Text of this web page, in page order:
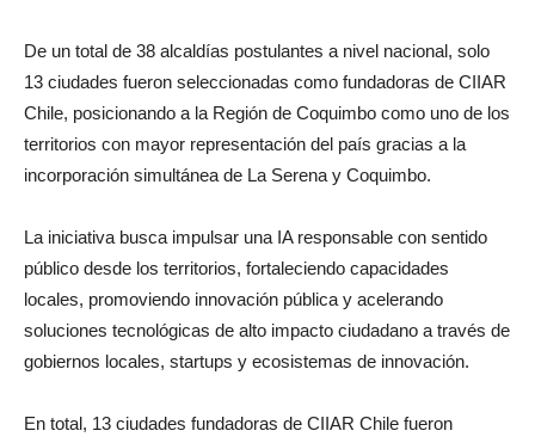
De un total de 38 alcaldías postulantes a nivel nacional, solo
13 ciudades fueron seleccionadas como fundadoras de CIIAR
Chile, posicionando a la Región de Coquimbo como uno de los
territorios con mayor representación del país gracias a la
incorporación simultánea de La Serena y Coquimbo.
La iniciativa busca impulsar una IA responsable con sentido
público desde los territorios, fortaleciendo capacidades
locales, promoviendo innovación pública y acelerando
soluciones tecnológicas de alto impacto ciudadano a través de
gobiernos locales, startups y ecosistemas de innovación.
En total, 13 ciudades fundadoras de CIIAR Chile fueron